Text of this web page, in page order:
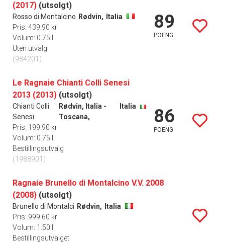
(2017) (utsolgt)
Rosso di Montalcino Rødvin,
Italia
Pris: 439.90 kr
Volum: 0.75 l
Uten utvalg
(984201)
89
POENG
Le Ragnaie Chianti Colli Senesi
2013 (2013) (utsolgt)
Chianti Colli
Senesi
Rødvin, Italia -
Toscana,
Italia
Pris: 199.90 kr
Volum: 0.75 l
Bestillingsutvalg
(1988901)
86
POENG
Ragnaie Brunello di Montalcino V.V. 2008
(2008) (utsolgt)
Brunello di Montalci Rødvin,
Italia
Pris: 999.60 kr
Volum: 1.50 l
Bestillingsutvalget